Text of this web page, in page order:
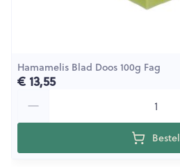
Hamamelis Blad Doos 100g Fag
€ 13,55
Bestel